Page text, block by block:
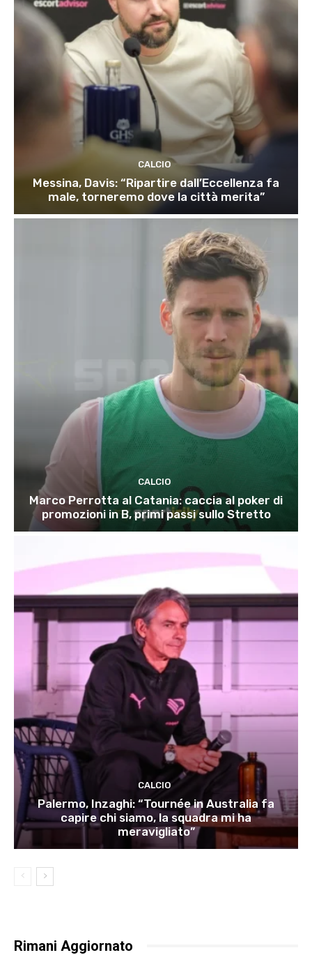
CALCIO
Messina, Davis: “Ripartire dall’Eccellenza fa
male, torneremo dove la città merita”
CALCIO
Marco Perrotta al Catania: caccia al poker di
promozioni in B, primi passi sullo Stretto
CALCIO
Palermo, Inzaghi: “Tournée in Australia fa
capire chi siamo, la squadra mi ha
meravigliato”
Rimani Aggiornato